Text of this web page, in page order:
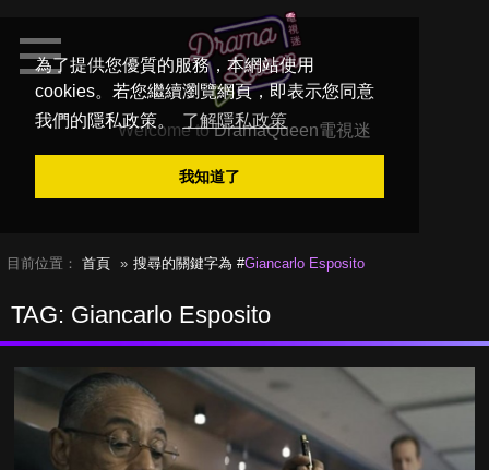
為了提供您優質的服務，本網站使用
cookies。若您繼續瀏覽網頁，即表示您同意
我們的隱私政策。
了解隱私政策
我知道了
Welcome toDramaQueen電視迷
目前位置： 首頁 搜尋的關鍵字為 #Giancarlo Esposito
TAG: Giancarlo Esposito